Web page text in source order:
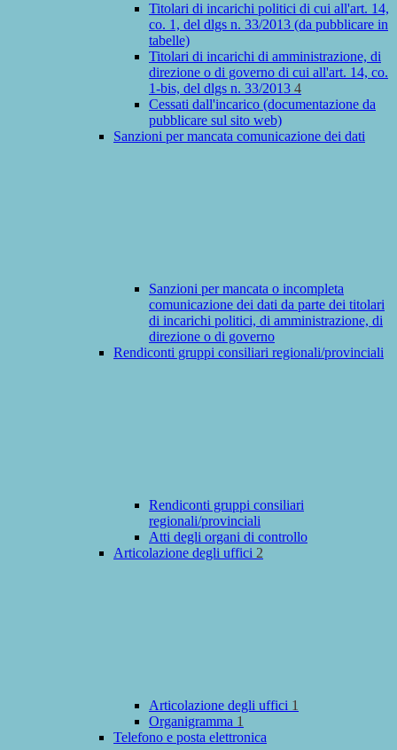
Titolari di incarichi politici di cui all'art. 14,
co. 1, del dlgs n. 33/2013 (da pubblicare in
tabelle)
Titolari di incarichi di amministrazione, di
direzione o di governo di cui all'art. 14, co.
1-bis, del dlgs n. 33/2013 4
Cessati dall'incarico (documentazione da
pubblicare sul sito web)
Sanzioni per mancata comunicazione dei dati
Sanzioni per mancata o incompleta
comunicazione dei dati da parte dei titolari
di incarichi politici, di amministrazione, di
direzione o di governo
Rendiconti gruppi consiliari regionali/provinciali
Rendiconti gruppi consiliari
regionali/provinciali
Atti degli organi di controllo
Articolazione degli uffici 2
Articolazione degli uffici 1
Organigramma 1
Telefono e posta elettronica